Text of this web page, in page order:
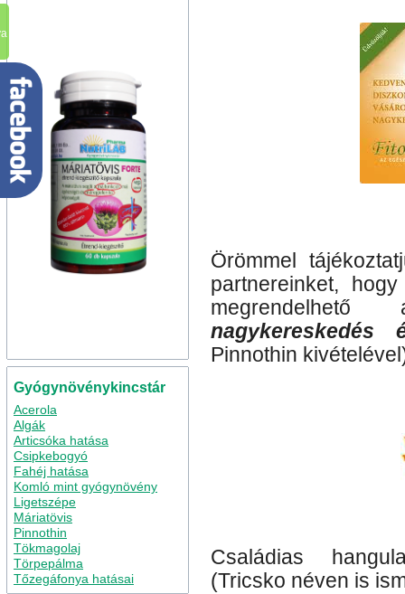
Gyógynövénykincstár
Acerola
Algák
Articsóka hatása
Csipkebogyó
Fahéj hatása
Komló mint gyógynövény
Ligetszépe
Máriatövis
Pinnothin
Tökmagolaj
Törpepálma
Tőzegáfonya hatásai
Örömmel
partnereinket,
megrendelhető
nagykereskedés
Pinnothin
Családias
(Tricsko néven is